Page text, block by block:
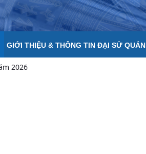
GIỚI THIỆU & THÔNG TIN ĐẠI SỨ QUÁN
2026